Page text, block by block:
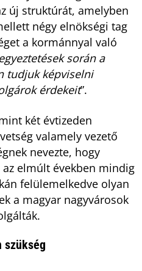
új struktúrát, amelyben
négy elnökségi tag
a kormánnyal való
során a
tudjuk képviselni
érdekeit”.
két évtizeden
valamely vezető
nevezte, hogy
elmúlt években mindig
felülemelkedve olyan
a magyar nagyvárosok
szükség